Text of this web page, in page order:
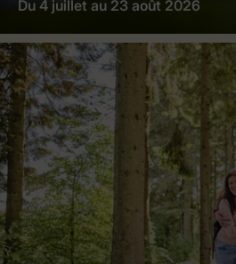
Du 4 juillet au 23 août 2026